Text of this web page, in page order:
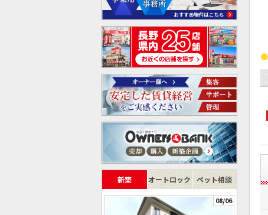
新築 オートロック ペット相談
08/06